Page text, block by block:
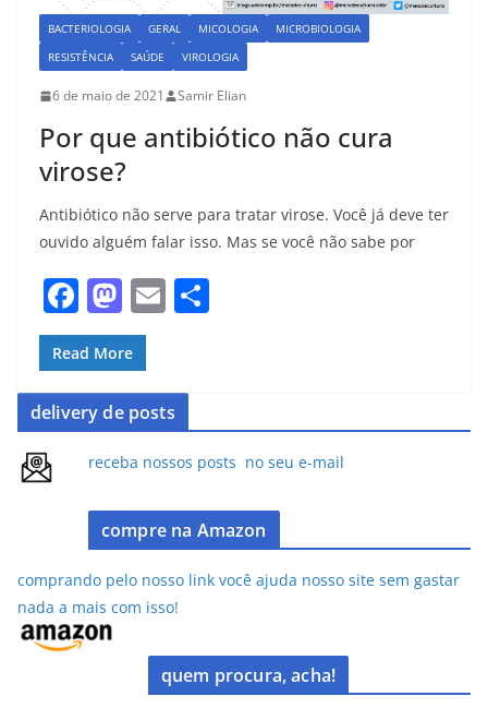
BACTERIOLOGIA GERAL MICOLOGIA
MICROBIOLOGIA
RESISTÊNCIA
SAÚDE VIROLOGIA
6 de maio de 2021 Samir Elian
Por que antibiótico não cura
virose?
Antibiótico não serve para tratar virose. Você já deve ter
ouvido alguém falar isso. Mas se você não sabe por
F
a
c
e
b
o
o
k
M
a
st
o
d
o
n
E
l
Read More
delivery de posts
receba nossos posts no seu e-mail
compre na Amazon
comprando pelo nosso link você ajuda nosso site sem gastar
nada a mais com isso!
quem procura, acha!